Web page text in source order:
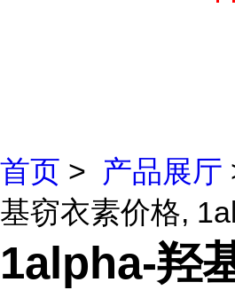
首页 > 产品展厅
基窃衣素价格,
1alpha-羟